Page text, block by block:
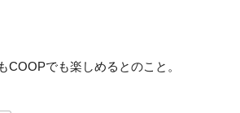
COOPでも楽しめるとのこと。